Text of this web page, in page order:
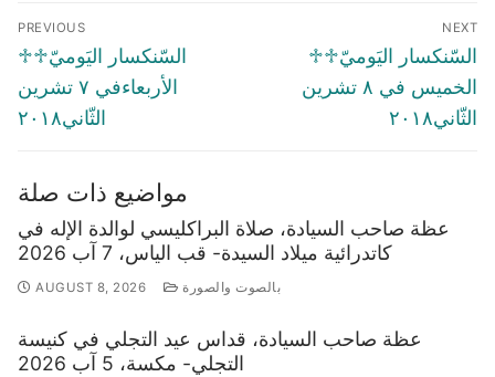
Post
navigation
PREVIOUS
Previous
post:
♱السّنكسار اليَوميّ♱
الأربعاءفي ٧ تشرين
الثّاني٢٠١٨
NEXT
Next
post:
♱السّنكسار اليَوميّ♱
الخميس في ٨ تشرين
الثّاني٢٠١٨
مواضيع ذات صلة
عظة صاحب السيادة، صلاة البراكليسي لوالدة الإله في
كاتدرائية ميلاد السيدة- قب الياس، 7 آب 2026
AUGUST 8, 2026 بالصوت والصورة
عظة صاحب السيادة، قداس عيد التجلي في كنيسة
التجلي- مكسة، 5 آب 2026